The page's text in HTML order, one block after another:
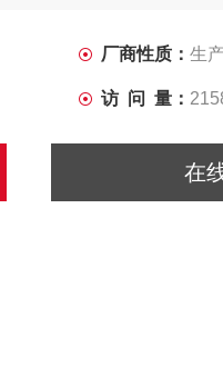
厂商性质： 生
访 问 量：
在